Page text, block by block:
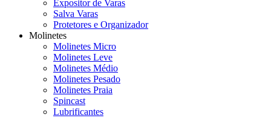
Expositor de Varas
Salva Varas
Protetores e Organizador
Molinetes
Molinetes Micro
Molinetes Leve
Molinetes Médio
Molinetes Pesado
Molinetes Praia
Spincast
Lubrificantes